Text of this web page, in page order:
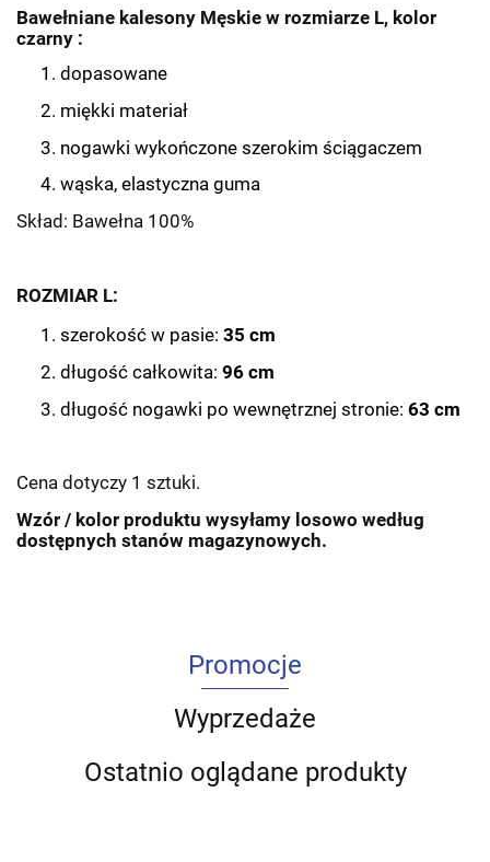
Bawełniane kalesony Męskie w rozmiarze L, kolor
czarny :
dopasowane
miękki materiał
nogawki wykończone szerokim ściągaczem
wąska, elastyczna guma
Skład: Bawełna 100%
ROZMIAR L:
szerokość w pasie: 35 cm
długość całkowita: 96 cm
długość nogawki po wewnętrznej stronie: 63 cm
Cena dotyczy 1 sztuki.
Wzór / kolor produktu wysyłamy losowo według
dostępnych stanów magazynowych.
Promocje
Wyprzedaże
Ostatnio oglądane produkty